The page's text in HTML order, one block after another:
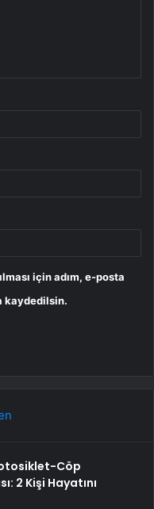
için adım, e-posta
kaydedilsin.
Cöp
2 Kişi Hayatını